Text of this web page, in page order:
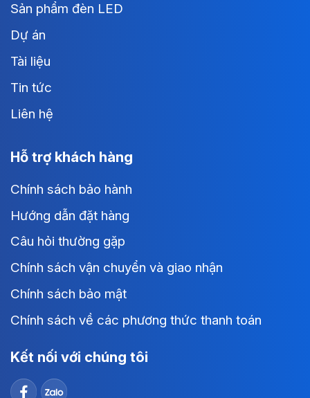
Sản phẩm đèn LED
Dự án
Tài liệu
Tin tức
Liên hệ
Hỗ trợ khách hàng
Chính sách bảo hành
Hướng dẫn đặt hàng
Câu hỏi thường gặp
Chính sách vận chuyển và giao nhận
Chính sách bảo mật
Chính sách về các phương thức thanh toán
Kết nối với chúng tôi